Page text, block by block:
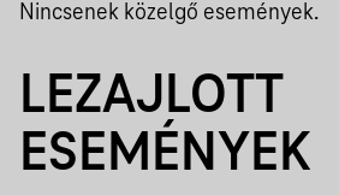
Nincsenek közelgő események.
LEZAJLOTT
ESEMÉNYEK